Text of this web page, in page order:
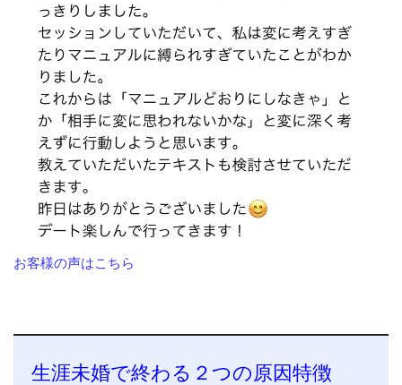
お客様の声はこちら
生涯未婚で終わる２つの原因特徴